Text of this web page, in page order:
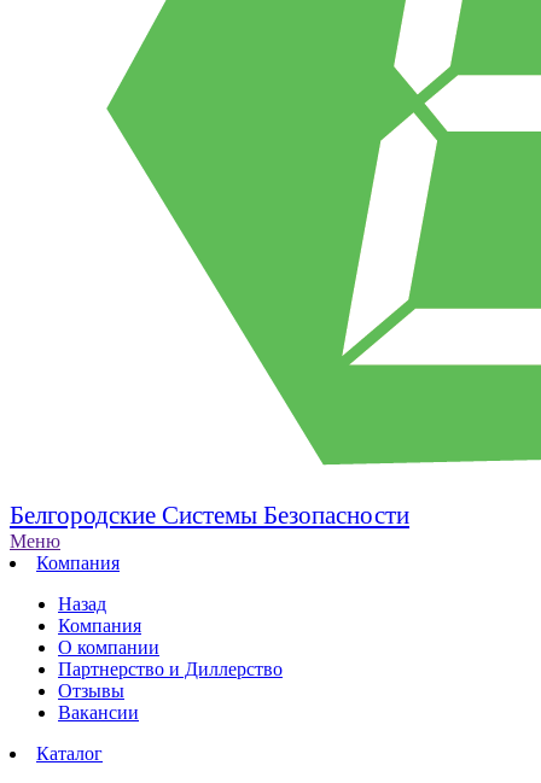
Белгородские Системы Безопасности
Меню
Компания
Назад
Компания
О компании
Партнерство и Диллерство
Отзывы
Вакансии
Каталог